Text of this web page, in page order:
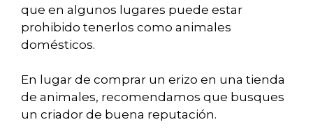
que en algunos lugares puede estar
prohibido tenerlos como animales
domésticos.
En lugar de comprar un erizo en una tienda
de animales, recomendamos que busques
un criador de buena reputación.